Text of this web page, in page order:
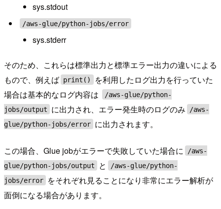
sys.stdout
/aws-glue/python-jobs/error
sys.stderr
そのため、これらは標準出力と標準エラー出力の違いによる
もので、例えば print()
を利用したログ出力を行っていた
場合は基本的なログ内容は
/aws-glue/python-
jobs/output
に出力され、エラー発生時のログのみ
/aws-
glue/python-jobs/error に出力されます。
この場合、Glue jobがエラーで失敗していた場合に
/aws-
glue/python-jobs/output
と
/aws-glue/python-
jobs/error
をそれぞれ見ることになり非常にエラー解析が
面倒になる場合があります。